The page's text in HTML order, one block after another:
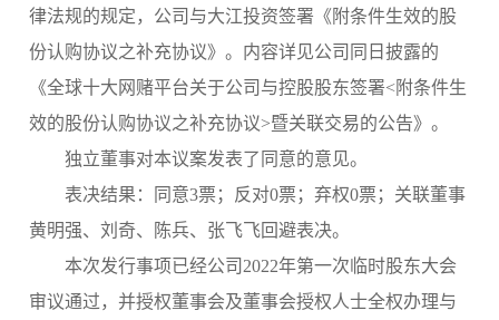
律法规的规定，公司与大江投资签署《附条件生效的股
份认购协议之补充协议》。内容详见公司同日披露的
《全球十大网赌平台关于公司与控股股东签署<附条件生
效的股份认购协议之补充协议>暨关联交易的公告》。
独立董事对本议案发表了同意的意见。
表决结果：
同意3票； 反对0票；弃权0票；关联董事
黄明强、刘奇、陈兵、张飞飞回避表决。
本次发行事项已经公司 2022年第一次临时股东大会
审议通过，并授权董事会及董事会授权人士全权办理与